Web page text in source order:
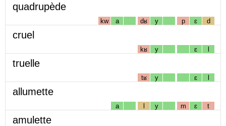
quadrupède
kw a dʁ y p ɛ d
cruel
kʁ y ɛ l
truelle
tʁ y ɛ l
allumette
a l y m ɛ t
amulette